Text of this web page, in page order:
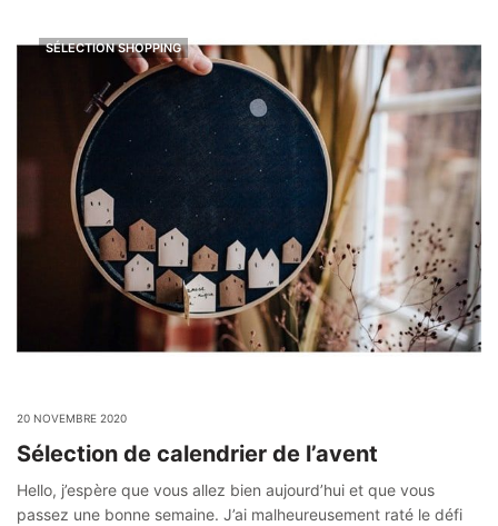
SÉLECTION SHOPPING
20 NOVEMBRE 2020
Sélection de calendrier de l’avent
Hello, j’espère que vous allez bien aujourd’hui et que vous
passez une bonne semaine. J’ai malheureusement raté le défi